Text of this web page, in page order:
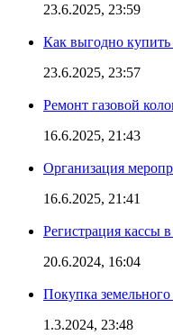
23.6.2025, 23:59
Как выгодно купить
23.6.2025, 23:57
Ремонт газовой
16.6.2025, 21:43
Организация
16.6.2025, 21:41
Регистрация кассы
20.6.2024, 16:04
Покупка
1.3.2024, 23:48